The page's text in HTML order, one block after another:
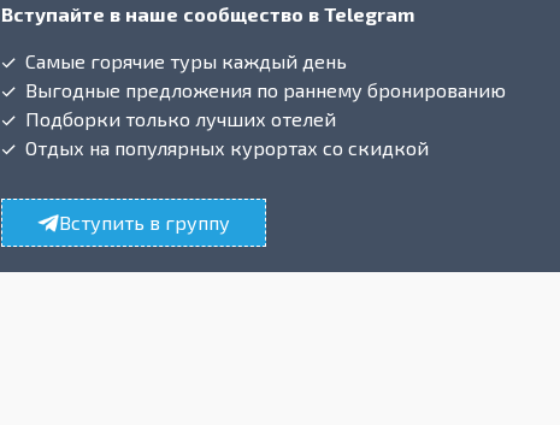
Вступайте в наше сообщество в Telegram
Самые горячие туры каждый день
Выгодные предложения по раннему бронированию
Подборки только лучших отелей
Отдых на популярных курортах со скидкой
Вступить в группу